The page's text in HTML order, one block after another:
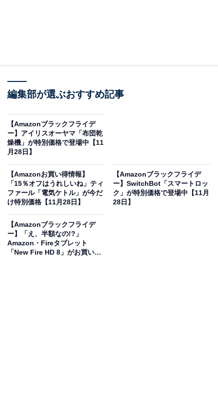
HiKOKI「36V 充電式 ロータリハンマドリル DH3628DA
1400円で販売中です。
この商品のおすすめポイントは？
36Vのハイパワーで、コンクリートや金属への穴あけ、
ハツリ作業もスムーズにこなします。充電式のため、電
源がない場所でも手軽に作業が可能。コードの煩わしさ
ラスシャンク採用で、ビットの着脱も簡単で確実。蓄電
池、充電器、専用ケースがセットになっているので、購
入後すぐにプロの現場で活躍できる頼れる一台です。
編集部が選ぶおすすめ記事
【Amazonブラックフライデ
ー】アイリスオーヤマ「布団乾
燥機」が特別価格で登場中【11
月28日】
【Amazonお買い得情報】
「15％オフはうれしいね」ティ
ファール「電気ケトル」が今だ
け特別価格【11月28日】
【Amazonブラックフライデ
ー】SwitchBot「スマートロッ
ク」が特別価格で登場中【11月
28日】
【Amazonブラックフライデ
ー】「え、半額なの!?」
Amazon・Fireタブレット
「New Fire HD 8」がお買い得